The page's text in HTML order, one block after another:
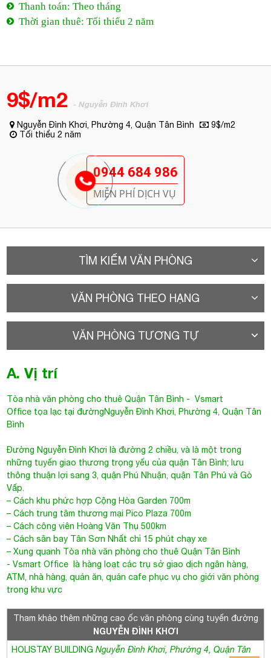
Thanh toán: Theo tháng
Thời gian thuê: Tối thiểu 2 năm
9$/m2 - Nguyễn Đình Khơi
Nguyễn Đình Khơi, Phường 4, Quận Tân Bình
9$/m2
Tối thiểu 2 năm
0944 684 986
MIỄN PHÍ DỊCH VỤ
TÌM KIẾM VĂN PHÒNG
VĂN PHÒNG THEO HẠNG
VĂN PHÒNG TƯƠNG TỰ
A. Vị trí
Tòa nhà văn phòng cho thuê Quận Tân Bình - Vsmart
Office tọa lạc tại đườngNguyễn Đình Khơi, Phường 4, Quận Tân
Bình
Đường Nguyễn Đình Khơi là đường 2 chiều, và là một trong
những tuyến giao thương trọng yếu của quận Tân Bình; lưu
thông thuận lợi sang 3, quận Phú Nhuận, quận Tân Phú và Gò
Vấp.
– Cách khu phức hợp Cộng Hòa Garden 700m
– Cách trung tâm thương mại Pico Plaza 700m
– Cách công viên Hoàng Văn Thụ 500km
– Cách sân bay Tân Sơn Nhất chỉ 15 phút chạy xe
– Xung quanh Tòa nhà văn phòng cho thuê Quận Tân Bình
- Vsmart Office là hàng loạt các trụ sở giao dịch ngân hàng,
ATM, nhà hàng, quán ăn, quán cafe phục vụ cho giới văn phòng
trong khu vực
Tham khảo thêm những cao ốc văn phòng cùng tuyến đường
NGUYỄN ĐÌNH KHƠI
HOLISTAY BUILDINGNguyễn Đình Khơi, Phường 4, Quận Tân